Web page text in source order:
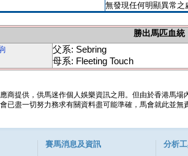
無發現任何明顯異常之
勝出馬匹血統
父系: Sebring
母系: Fleeting Touch
商提供，供馬迷作個人娛樂資訊之用。但由於香港馬
已盡一切努力務求有關資料盡可能準確，馬會就此並
賽馬消息及資訊 分析